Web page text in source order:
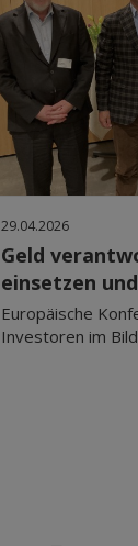
29.04.2026
Geld
einsetzen
Europäische
Investoren im